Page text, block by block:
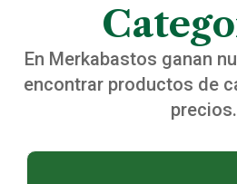
En Merkabastos ganan
encontrar productos de
precios.